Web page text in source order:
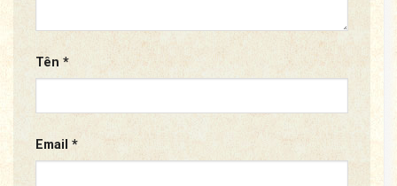
Tên *
Email *